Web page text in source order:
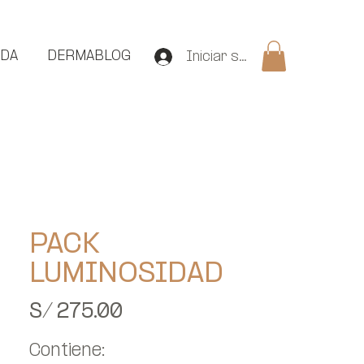
DERMABLOG Iniciar sesión
PACK
LUMINOSIDAD
S/ 275.00
Contiene: